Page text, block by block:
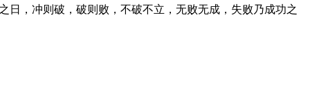
，冲则破，破则败，不破不立，无败无成，失败乃成功之